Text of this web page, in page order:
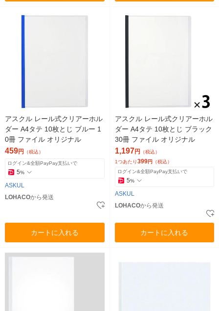
アスクル レール式クリアーホル
ダー A4タテ 10枚とじ ブルー 1
0冊 ファイル オリジナル
459円 （税込）
ログイン&全額PayPay支払いで
5%
ASKUL
LOHACOから発送
カートに入れる
アスクル レール式クリアーホル
ダー A4タテ 10枚とじ ブラック
30冊 ファイル オリジナル
1,197円
（税込）
1つあたり399円 （税込）
ログイン&全額PayPay支払いで
5%
ASKUL
LOHACOから発送
カートに入れる